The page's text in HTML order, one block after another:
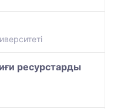
ресурстарды